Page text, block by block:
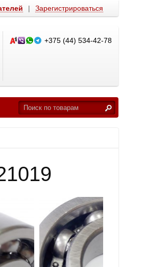
| Зарегистрироваться
+375 (44) 534-42-78